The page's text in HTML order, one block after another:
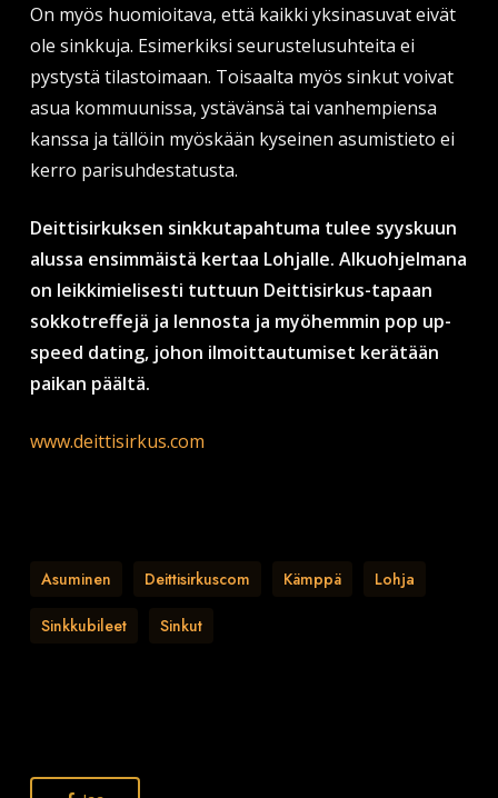
On myös huomioitava, että kaikki yksinasuvat eivät
ole sinkkuja. Esimerkiksi seurustelusuhteita ei
pystystä tilastoimaan. Toisaalta myös sinkut voivat
asua kommuunissa, ystävänsä tai vanhempiensa
kanssa ja tällöin myöskään kyseinen asumistieto ei
kerro parisuhdestatusta.
Deittisirkuksen sinkkutapahtuma tulee syyskuun
alussa ensimmäistä kertaa Lohjalle. Alkuohjelmana
on leikkimielisesti tuttuun Deittisirkus-tapaan
sokkotreffejä ja lennosta ja myöhemmin pop up-
speed dating, johon ilmoittautumiset kerätään
paikan päältä.
www.deittisirkus.com
Asuminen Deittisirkuscom Kämppä Lohja
Sinkkubileet Sinkut